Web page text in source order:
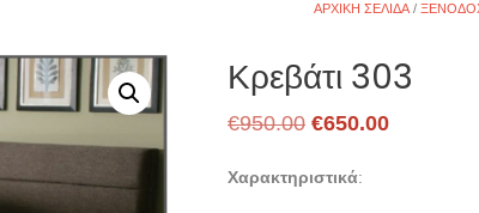
ΑΡΧΙΚΉ ΣΕΛΊΔΑ /
Κρεβάτι 303
€950.00 Original
was:
€650.00Η
Χαρακτηριστικά: